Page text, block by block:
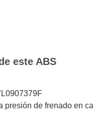
este ABS
presión de frenado en